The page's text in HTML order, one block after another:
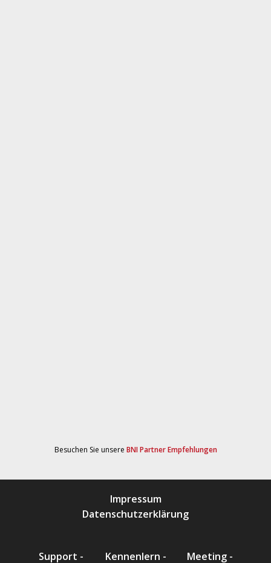
Besuchen Sie unsere BNI Partner Empfehlungen
Impressum
Datenschutzerklärung
Support - Kennenlern - Meeting -